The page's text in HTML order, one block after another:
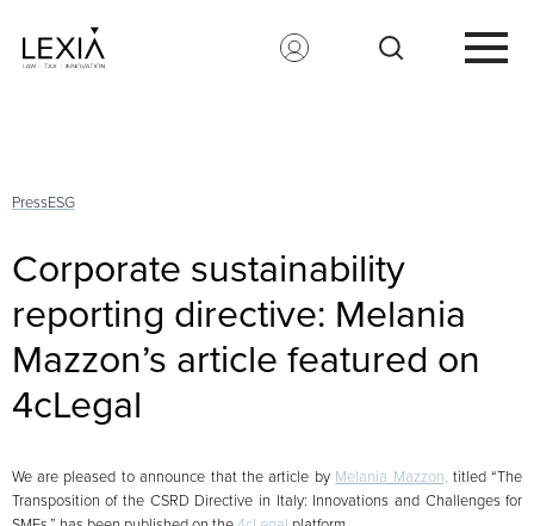
PressESG
Corporate sustainability
reporting directive: Melania
Mazzon’s article featured on
4cLegal
We are pleased to announce that the article by Melania Mazzon, titled “The
Transposition of the CSRD Directive in Italy: Innovations and Challenges for